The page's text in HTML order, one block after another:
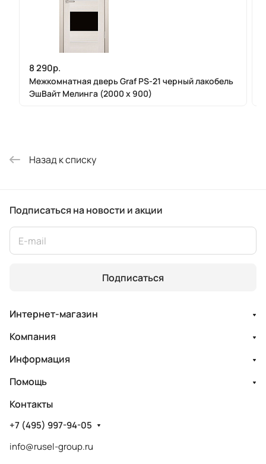
8 290р.
Межкомнатная дверь Graf PS-21 черный лакобель
ЭшВайт Мелинга (2000 х 900)
Назад к списку
Подписаться на новости и акции
Подписаться
Интернет-магазин
Компания
Информация
Помощь
Контакты
+7 (495) 997-94-05
info@rusel-group.ru